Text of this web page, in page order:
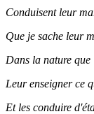
Conduisent leur
Que je sache leur
Dans la nature que
Leur enseigner ce
Et les conduire